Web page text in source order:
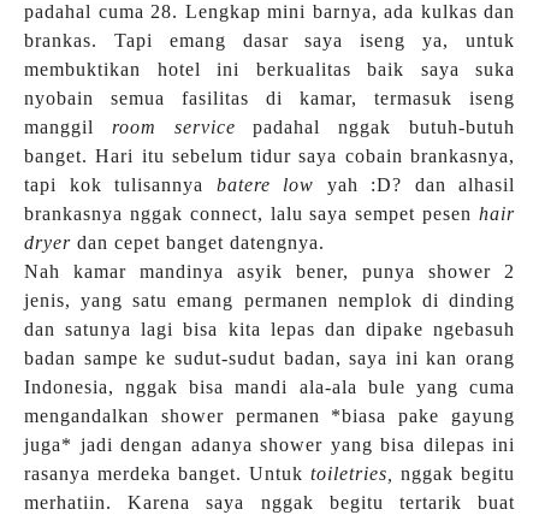
padahal cuma 28. Lengkap mini barnya, ada kulkas dan
brankas. Tapi emang dasar saya iseng ya, untuk
membuktikan hotel ini berkualitas baik saya suka
nyobain semua fasilitas di kamar, termasuk iseng
manggil room service padahal nggak butuh-butuh
banget. Hari itu sebelum tidur saya cobain brankasnya,
tapi kok tulisannya batere low yah :D? dan alhasil
brankasnya nggak connect, lalu saya sempet pesen hair
dryer dan cepet banget datengnya.
Nah kamar mandinya asyik bener, punya shower 2
jenis, yang satu emang permanen nemplok di dinding
dan satunya lagi bisa kita lepas dan dipake ngebasuh
badan sampe ke sudut-sudut badan, saya ini kan orang
Indonesia, nggak bisa mandi ala-ala bule yang cuma
mengandalkan shower permanen *biasa pake gayung
juga* jadi dengan adanya shower yang bisa dilepas ini
rasanya merdeka banget. Untuk toiletries, nggak begitu
merhatiin. Karena saya nggak begitu tertarik buat